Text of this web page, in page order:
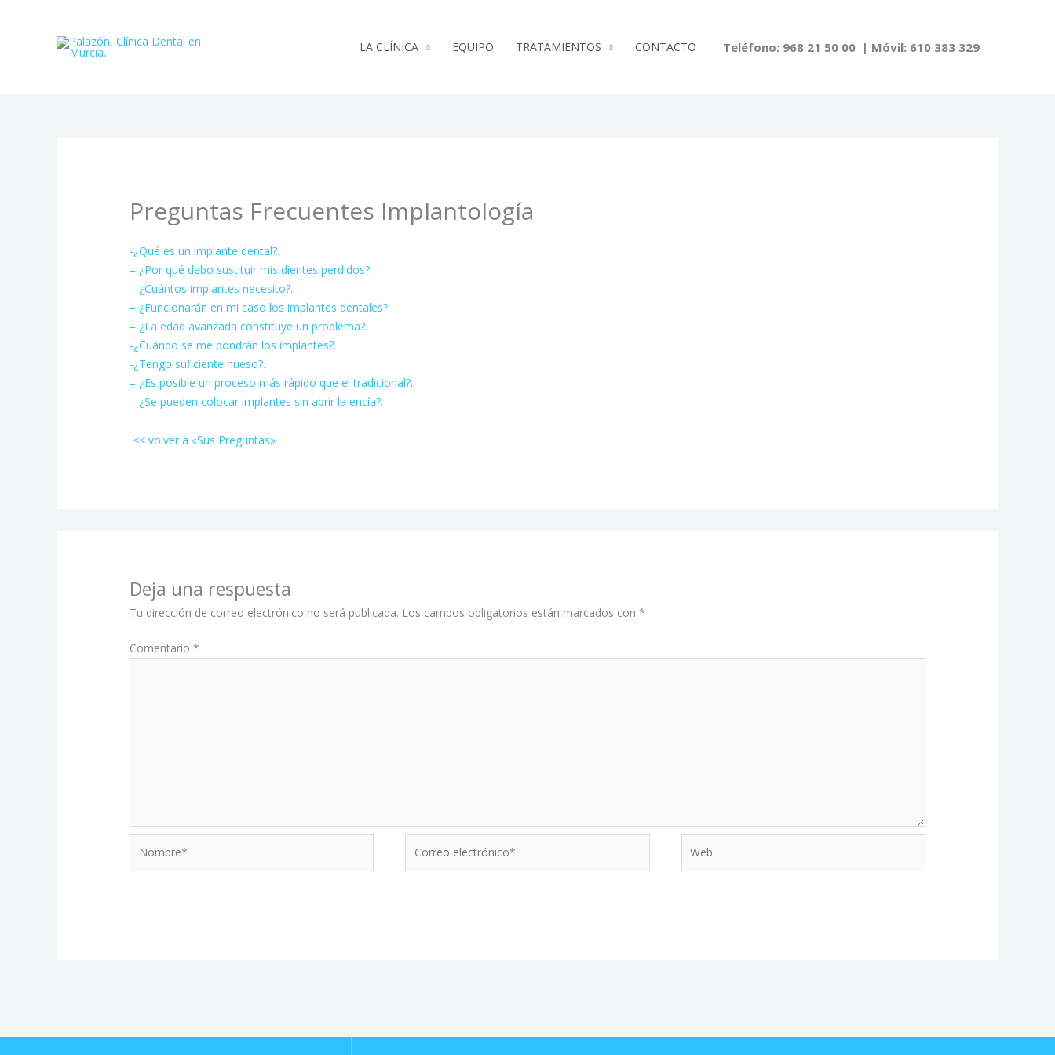
LA CLÍNICA EQUIPO TRATAMIENTOS CONTACTO Teléfono: 968 21 50 00 | Móvil: 610 383 329
Preguntas Frecuentes Implantología
-¿Qué es un implante dental?.
– ¿Por qué debo sustituir mis dientes perdidos?.
– ¿Cuántos implantes necesito?.
– ¿Funcionarán en mi caso los implantes dentales?.
– ¿La edad avanzada constituye un problema?.
-¿Cuándo se me pondrán los implantes?.
-¿Tengo suficiente hueso?.
– ¿Es posible un proceso más rápido que el tradicional?.
– ¿Se pueden colocar implantes sin abrir la encía?.
<< volver a «Sus Preguntas»
Deja una respuesta
Tu dirección de correo electrónico no será publicada. Los campos obligatorios están marcados con*
Comentario*
electrónico*